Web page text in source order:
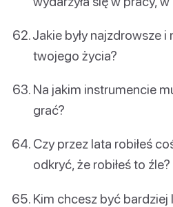
Jakie były najzdrowsze
twojego życia?
Na jakim instrumencie
grać?
Czy przez lata robiłeś
odkryć, że robiłeś to źle?
Kim chcesz być